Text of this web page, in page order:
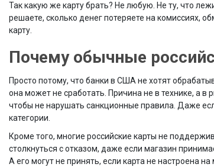
Так какую же карту брать? Не любую. Не ту, что
решаете, сколько денег потеряете на комиссиях,
карту.
Почему обычные
Просто потому, что банки в США не хотят
она может не сработать. Причина не в технике, а
чтобы не нарушать санкционные правила. Даже
категории.
Кроме того, многие российские карты не
столкнуться с отказом, даже если магазин
А его могут не принять, если карта не настроена